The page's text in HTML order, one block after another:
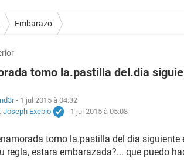
Embarazo
tomo la.pastilla del.dia
- 1 jul 2015 à 04:32
Joseph Exebio
- 1 jul 2015 à 05:08
tomo la.pastilla del dia siguiente
regla, estara embarazada?... que puedo